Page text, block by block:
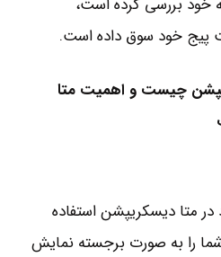
خود بررسی کرده است،
پیج خود سوق داده است.
چیست و اهمیت متا
متا دیسکریپشن استفاده
را به صورت برجسته نمایش